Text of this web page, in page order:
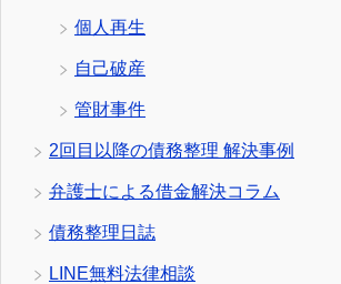
個人再生
自己破産
管財事件
2回目以降の債務整理 解決事例
弁護士による借金解決コラム
債務整理日誌
LINE無料法律相談